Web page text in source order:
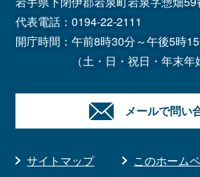
代表電話：0194-22-2111
開庁時間：午前8時30分～午後5時
（土・日・祝日・年末年
メールで問い
サイトマップ
このホーム